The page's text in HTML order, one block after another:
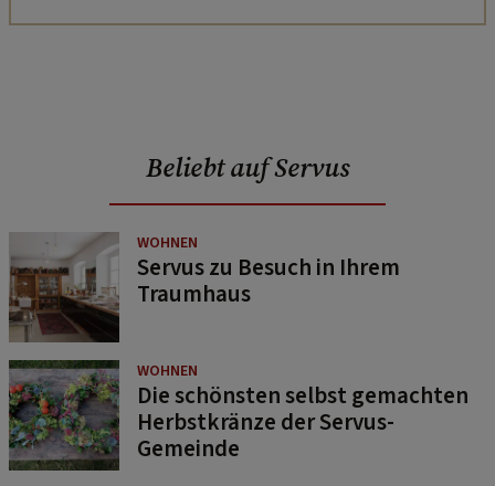
Beliebt auf Servus
WOHNEN
Servus zu Besuch in Ihrem
Traumhaus
WOHNEN
Die schönsten selbst gemachten
Herbstkränze der Servus-
Gemeinde